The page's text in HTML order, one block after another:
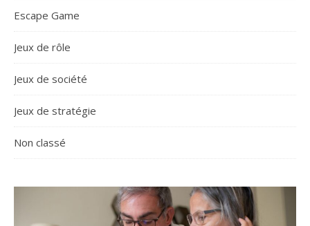
Escape Game
Jeux de rôle
Jeux de société
Jeux de stratégie
Non classé